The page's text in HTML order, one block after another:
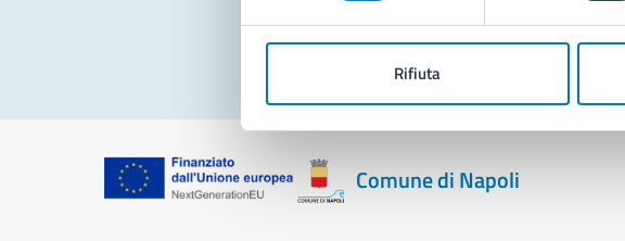
Rifiuta
Segnala disservizio
Comune di Napoli